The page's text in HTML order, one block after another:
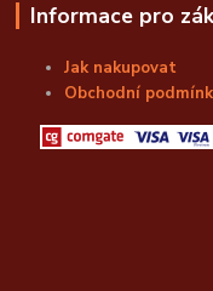
Informace pro
Jak nakupovat
Obchodní